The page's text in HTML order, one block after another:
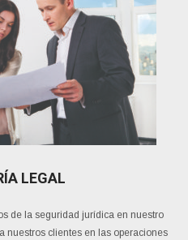
LEGAL
de la seguridad jurídica en nuestro
nuestros clientes en las operaciones